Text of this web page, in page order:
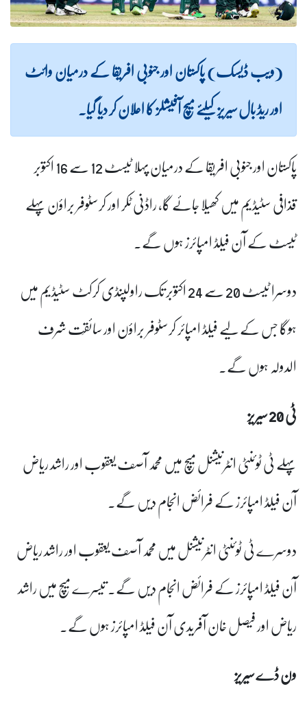
(ویب ڈیسک) پاکستان اور جنوبی افریقا کے درمیان وائٹ
اور ریڈ بال سیریز کیلئے میچ آفیشلز کا اعلان کر دیا گیا۔
پاکستان اور جنوبی افریقا کے درمیان پہلا ٹیسٹ 12 سے 16 اکتوبر
قذافی سٹیڈیم میں کھیلا جائے گا، راڈنی ٹکر اور کرسٹوفر براؤن پہلے
ٹیسٹ کے آن فیلڈ امپائرز ہوں گے۔
دوسرا ٹیسٹ 20 سے 24 اکتوبر تک راولپنڈی کرکٹ سٹیڈیم میں
ہوگا جس کے لیے فیلڈ امپائر کرسٹوفر براؤن اور سائقَت شرف
الدولہ ہوں گے۔
ٹی 20 سیریز
پہلے ٹی ٹوئنٹی انٹرنیشنل میچ میں محمد آصف یعقوب اور راشد ریاض
آن فیلڈ امپائرز کے فرائض انجام دیں گے۔
دوسرے ٹی ٹوئنٹی انٹرنیشنل میں محمد آصف یعقوب اور راشد ریاض
آن فیلڈ امپائرز کے فرائض انجام دیں گے۔ تیسرے میچ میں راشد
ریاض اور فیصل خان آفریدی آن فیلڈ امپائرز ہوں گے۔
ون ڈے سیریز